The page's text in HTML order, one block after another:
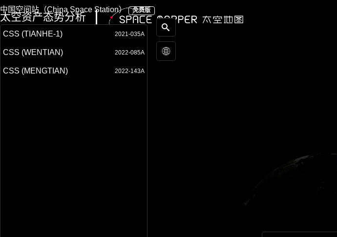
中国空间站（China Space Station） 免费版
太空资产态势分析
CSS (TIANHE-1) 2021-035A
CSS (WENTIAN) 2022-085A
CSS (MENGTIAN) 2022-143A